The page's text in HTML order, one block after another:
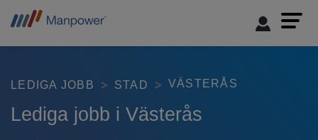
LEDIGA JOBB STAD VÄSTERÅS
Lediga jobb i Västerås